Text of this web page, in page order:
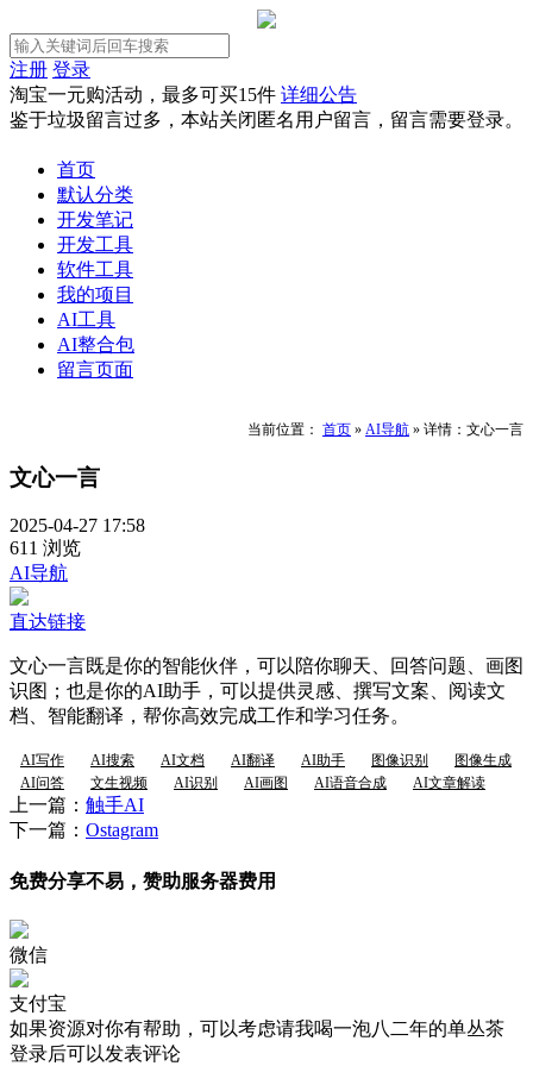
注册 登录
淘宝一元购活动，最多可买15件 详细公告
鉴于垃圾留言过多，本站关闭匿名用户留言，留言需要登录。
首页
默认分类
开发笔记
开发工具
软件工具
我的项目
AI工具
AI整合包
留言页面
当前位置： 首页 » AI导航 » 详情：文心一言
文心一言
2025-04-27 17:58
611 浏览
AI导航
直达链接
文心一言既是你的智能伙伴，可以陪你聊天、回答问题、画图
识图；也是你的AI助手，可以提供灵感、撰写文案、阅读文
档、智能翻译，帮你高效完成工作和学习任务。
AI写作 AI搜索 AI文档 AI翻译 AI助手 图像识别
图像生成
AI问答
文生视频 AI识别 AI画图 AI语音合成 AI文章解读
上一篇： 触手AI
下一篇： Ostagram
免费分享不易，赞助服务器费用
微信
支付宝
如果资源对你有帮助，可以考虑请我喝一泡八二年的单丛茶
登录后可以发表评论